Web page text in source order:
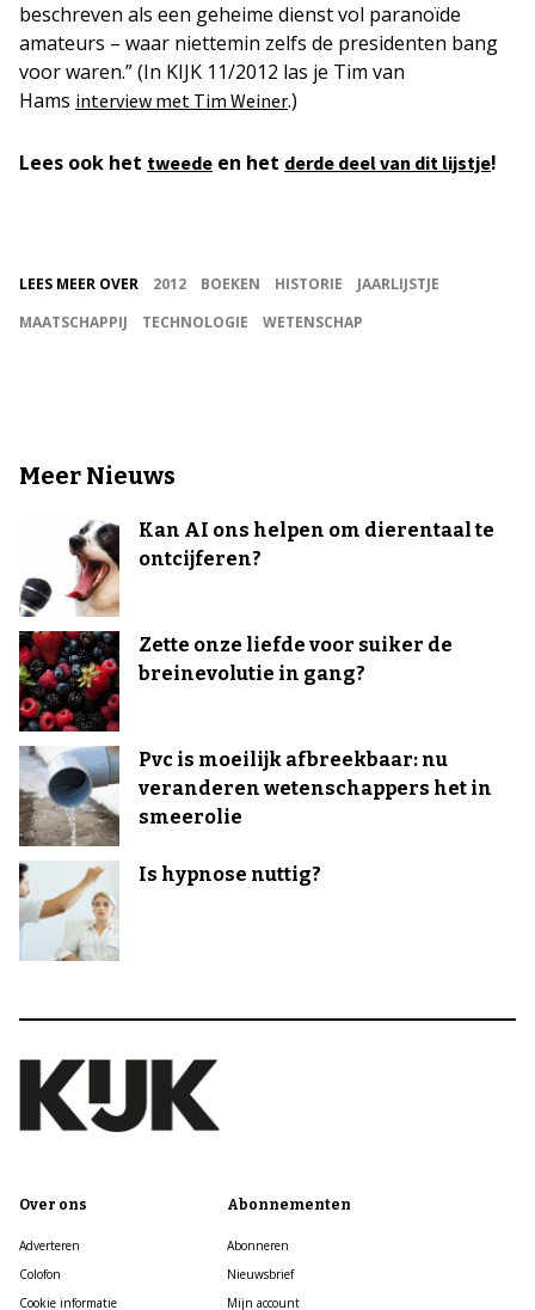
beschreven als een geheime dienst vol paranoïde
amateurs – waar niettemin zelfs de presidenten bang
voor waren.” (In KIJK 11/2012 las je Tim van
Hams interview met Tim Weiner.)
Lees ook het tweede en het derde deel van dit lijstje!
LEES MEER OVER 2012 BOEKEN HISTORIE
JAARLIJSTJE
MAATSCHAPPIJ
TECHNOLOGIE WETENSCHAP
Meer Nieuws
Kan AI ons helpen om dierentaal te
ontcijferen?
Zette onze liefde voor suiker de
breinevolutie in gang?
Pvc is moeilijk afbreekbaar: nu
veranderen wetenschappers het in
smeerolie
Is hypnose nuttig?
Over ons
Adverteren
Colofon
Cookie informatie
Abonnementen
Abonneren
Nieuwsbrief
Mijn account